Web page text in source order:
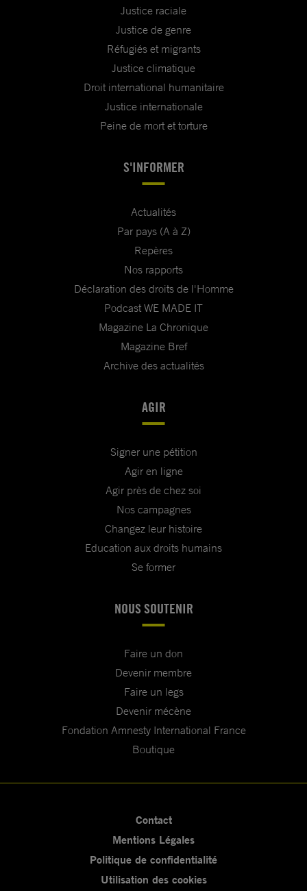
Justice raciale
Justice de genre
Réfugiés et migrants
Justice climatique
Droit international humanitaire
Justice internationale
Peine de mort et torture
S'INFORMER
Actualités
Par pays (A à Z)
Repères
Nos rapports
Déclaration des droits de l'Homme
Podcast WE MADE IT
Magazine La Chronique
Magazine Bref
Archive des actualités
AGIR
Signer une pétition
Agir en ligne
Agir près de chez soi
Nos campagnes
Changez leur histoire
Education aux droits humains
Se former
NOUS SOUTENIR
Faire un don
Devenir membre
Faire un legs
Devenir mécène
Fondation Amnesty International France
Boutique
Contact
Mentions Légales
Politique de confidentialité
Utilisation des cookies